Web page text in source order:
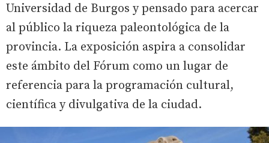
Universidad de Burgos y pensado para acercar
al público la riqueza paleontológica de la
provincia. La exposición aspira a consolidar
este ámbito del Fórum como un lugar de
referencia para la programación cultural,
científica y divulgativa de la ciudad.